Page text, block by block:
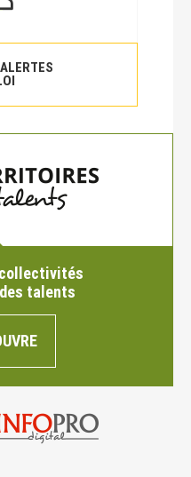
talents